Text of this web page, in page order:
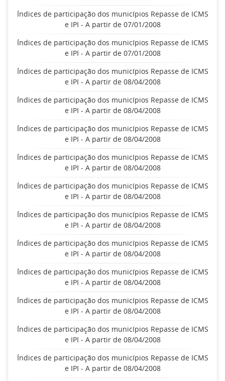
Índices de participação dos municípios Repasse de ICMS
e IPI - A partir de 07/01/2008
Índices de participação dos municípios Repasse de ICMS
e IPI - A partir de 07/01/2008
Índices de participação dos municípios Repasse de ICMS
e IPI - A partir de 08/04/2008
Índices de participação dos municípios Repasse de ICMS
e IPI - A partir de 08/04/2008
Índices de participação dos municípios Repasse de ICMS
e IPI - A partir de 08/04/2008
Índices de participação dos municípios Repasse de ICMS
e IPI - A partir de 08/04/2008
Índices de participação dos municípios Repasse de ICMS
e IPI - A partir de 08/04/2008
Índices de participação dos municípios Repasse de ICMS
e IPI - A partir de 08/04/2008
Índices de participação dos municípios Repasse de ICMS
e IPI - A partir de 08/04/2008
Índices de participação dos municípios Repasse de ICMS
e IPI - A partir de 08/04/2008
Índices de participação dos municípios Repasse de ICMS
e IPI - A partir de 08/04/2008
Índices de participação dos municípios Repasse de ICMS
e IPI - A partir de 08/04/2008
Índices de participação dos municípios Repasse de ICMS
e IPI - A partir de 08/04/2008